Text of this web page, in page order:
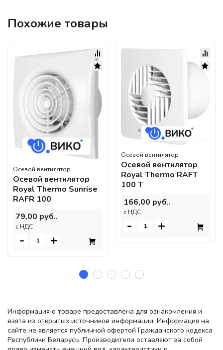
Похожие товары
Осевой вентилятор
Осевой вентилятор
Royal Thermo Sunrise
RAFR 100
79,00 руб..
c НДС
- +
Осевой вентилятор
Осевой вентилятор
Royal Thermo RAFT
100 T
166,00 руб..
c НДС
- +
Информация о товаре предоставлена для ознакомления и
взята из открытых источников информации. Информация на
сайте не является публичной офертой Гражданского кодекса
Республики Беларусь. Производители оставляют за собой